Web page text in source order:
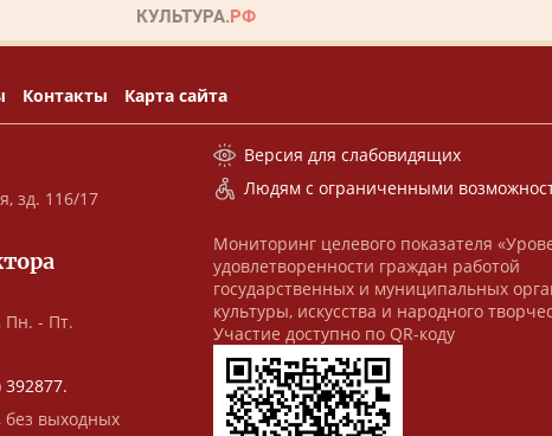
Контакты Карта сайта
зд. 116/17
Пн. - Пт.
без выходных
Версия для слабовидящих
Людям с ограниченными
Мониторинг целевого показателя
удовлетворенности граждан работой
государственных и муниципальных
культуры, искусства и народного
Участие доступно по QR-коду